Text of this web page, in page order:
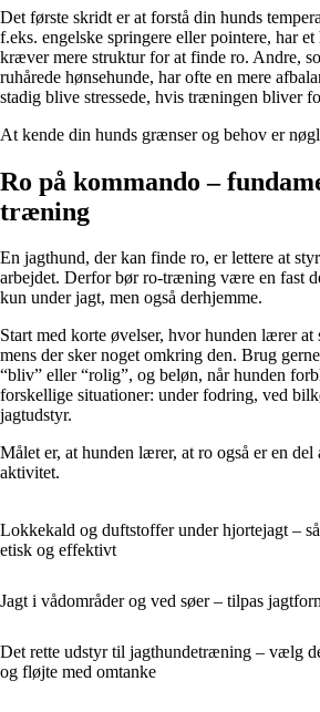
Det første skridt er at forstå din hunds
f.eks. engelske springere eller pointere, har
kræver mere struktur for at finde ro. Andre,
ruhårede hønsehunde, har ofte en mere
stadig blive stressede, hvis træningen bliver
At kende din hunds grænser og behov er
Ro på kommando –
træning
En jagthund, der kan finde ro, er lettere at
arbejdet. Derfor bør ro-træning være en fast
kun under jagt, men også derhjemme.
Start med korte øvelser, hvor hunden lærer at
mens der sker noget omkring den. Brug
“bliv” eller “rolig”, og beløn, når hunden
forskellige situationer: under fodring, ved
jagtudstyr.
Målet er, at hunden lærer, at ro også er en
aktivitet.
Lokkekald og duftstoffer under hjortejagt –
etisk og effektivt
Jagt i vådområder og ved søer – tilpas
Det rette udstyr til jagthundetræning – vælg
og fløjte med omtanke